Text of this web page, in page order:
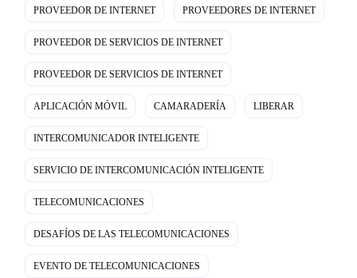
PROVEEDOR DE INTERNET PROVEEDORES DE INTERNET
PROVEEDOR DE SERVICIOS DE INTERNET
PROVEEDOR DE SERVICIOS DE INTERNET
APLICACIÓN MÓVIL CAMARADERÍA LIBERAR
INTERCOMUNICADOR INTELIGENTE
SERVICIO DE INTERCOMUNICACIÓN INTELIGENTE
TELECOMUNICACIONES
DESAFÍOS DE LAS TELECOMUNICACIONES
EVENTO DE TELECOMUNICACIONES